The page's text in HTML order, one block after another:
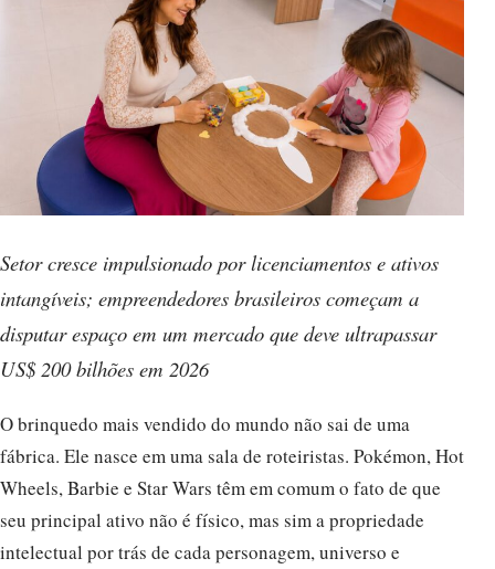
Setor cresce impulsionado por licenciamentos e ativos
intangíveis; empreendedores brasileiros começam a
disputar espaço em um mercado que deve ultrapassar
US$ 200 bilhões em 2026
O brinquedo mais vendido do mundo não sai de uma
fábrica. Ele nasce em uma sala de roteiristas. Pokémon, Hot
Wheels, Barbie e Star Wars têm em comum o fato de que
seu principal ativo não é físico, mas sim a propriedade
intelectual por trás de cada personagem, universo e